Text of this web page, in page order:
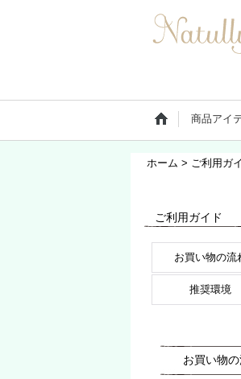
商品アイ
ホーム > ご利用ガ
ご利用ガイド
お買い物の流
推奨環境
お買い物